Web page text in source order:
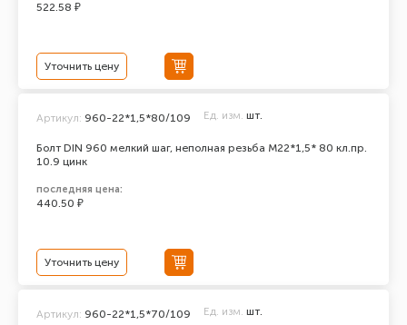
522.58 ₽
Уточнить цену
Болт DIN 960 мелкий шаг, неполная резьба M22*1,5* 80 кл.пр.
10.9 цинк
Артикул: 960-22*1,5*80/109 Ед. изм. шт.
последняя цена:
440.50 ₽
Уточнить цену
Артикул: 960-22*1,5*70/109 Ед. изм. шт.